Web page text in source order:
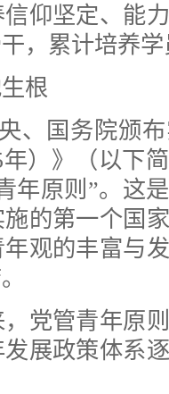
仰坚定、能
，累计培养
根
国务院颁布
）》（以下
年原则”。这
的第一个国
观的丰富与
管青年原则
展政策体系